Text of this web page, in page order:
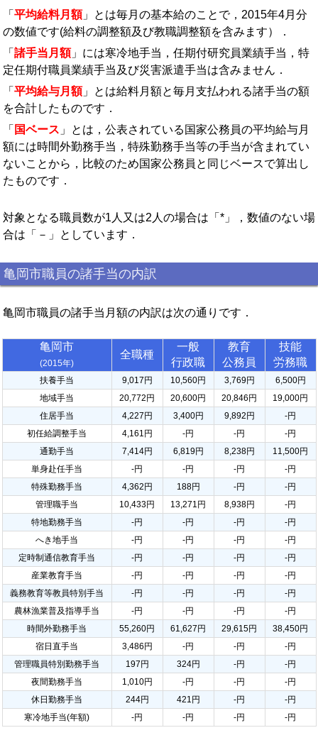
「 平均給料月額」とは毎月の基本給のことで，2015年4月分
の数値です(給料の調整額及び教職調整額を含みます）．
「 諸手当月額」には寒冷地手当，任期付研究員業績手当，特
定任期付職員業績手当及び災害派遣手当は含みません．
「 平均給与月額」とは給料月額と毎月支払われる諸手当の額
を合計したものです．
「 国ベース 」とは，公表されている国家公務員の平均給与月
額には時間外勤務手当，特殊勤務手当等の手当が含まれてい
ないことから，比較のため国家公務員と同じベースで算出し
たものです．
対象となる職員数が1人又は2人の場合は「*」，数値のない場
合は「－」としています．
亀岡市職員の諸手当の内訳
亀岡市職員の諸手当月額の内訳は次の通りです．
亀岡市
(2015年)
全職種
一般
行政職
教育
公務員
技能
労務職
扶養手当 9,017円 10,560円 3,769円
6,500円
地域手当
20,772円 20,600円 20,846円
19,000円
住居手当
4,227円 3,400円 9,892円
-円
初任給調整手当
4,161円 -円 -円
-円
通勤手当
7,414円 6,819円 8,238円
11,500円
単身赴任手当
-円 -円 -円
-円
特殊勤務手当
4,362円 188円 -円
-円
管理職手当
10,433円 13,271円 8,938円
-円
特地勤務手当
-円 -円 -円
-円
へき地手当
-円 -円 -円
-円
定時制通信教育手当
-円 -円 -円
-円
産業教育手当
-円 -円 -円
-円
義務教育等教員特別手当
-円 -円 -円
-円
農林漁業普及指導手当
-円 -円 -円
-円
時間外勤務手当
55,260円 61,627円 29,615円
38,450円
宿日直手当
3,486円 -円 -円
-円
管理職員特別勤務手当
197円 324円 -円
-円
夜間勤務手当
1,010円 -円 -円
-円
休日勤務手当
244円 421円 -円
-円
寒冷地手当(年額)
-円 -円 -円 -円